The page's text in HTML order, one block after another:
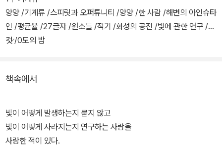
렬로 배열해내는 시라면 이 물음에 적절한 답을 구하기는 쉬워 보인
다. 하지만 하재연의 시는 우리가 익숙하게 알고 있는 선형적 시공간
개념을 뚝뚝 끊어내고, 그 사이에 벌어진 틈 속으로 세상의 모든 것들
이 세계에서 “안녕”을 우리가 본래 알던 의미로 해석하는 것은 불가
내며 새로운 가능성을 내포한 단어로 작용한다. 끝을 알 수 없는 무한
한 확장성의 세계, ㅇ으로 시작해 다시 ㅇ으로 끝나는 하재연의 인사,
‘우주적인 안녕’을 당신에게 건넨다.
양양 /기계류 /스피릿과 오퍼튜니티 /양양 /한 사람 /해변의 아인슈타
인 /평균율 /27글자 /원소들 /적기 /화성의 공전 /빛에 관한 연구 /그
것 /0도의 밤
책속에서
빛이 어떻게 발생하는지 묻지 않고
빛이 어떻게 사라지는지 연구하는 사람을
사랑한 적이 있다.